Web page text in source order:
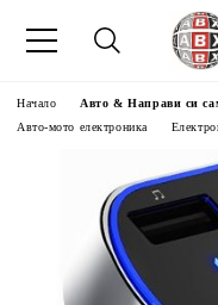
Начало Авто & Направи си
Авто-мото електроника